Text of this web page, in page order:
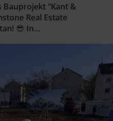
“Kant &
Real Estate
😎 In…